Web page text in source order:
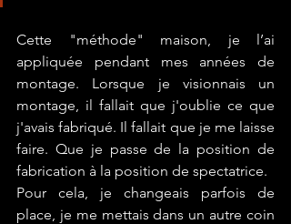
Cette "méthode" maison, je l’ai
appliquée pendant mes années de
montage. Lorsque je visionnais un
montage, il fallait que j'oublie ce que
j'avais fabriqué. Il fallait que je me laisse
faire. Que je passe de la position de
fabrication à la position de spectatrice.
Pour cela, je changeais parfois de
place, je me mettais dans un autre coin